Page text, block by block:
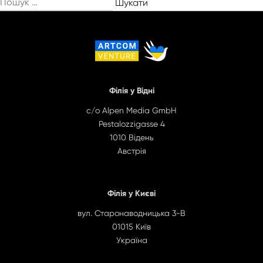
Філія у Відні
c/o Alpen Media GmbH
Pestalozzigasse 4
1010 Відень
Австрія
Філія у Києві
вул. Старонаводницька 3-B
01015 Київ
Україна